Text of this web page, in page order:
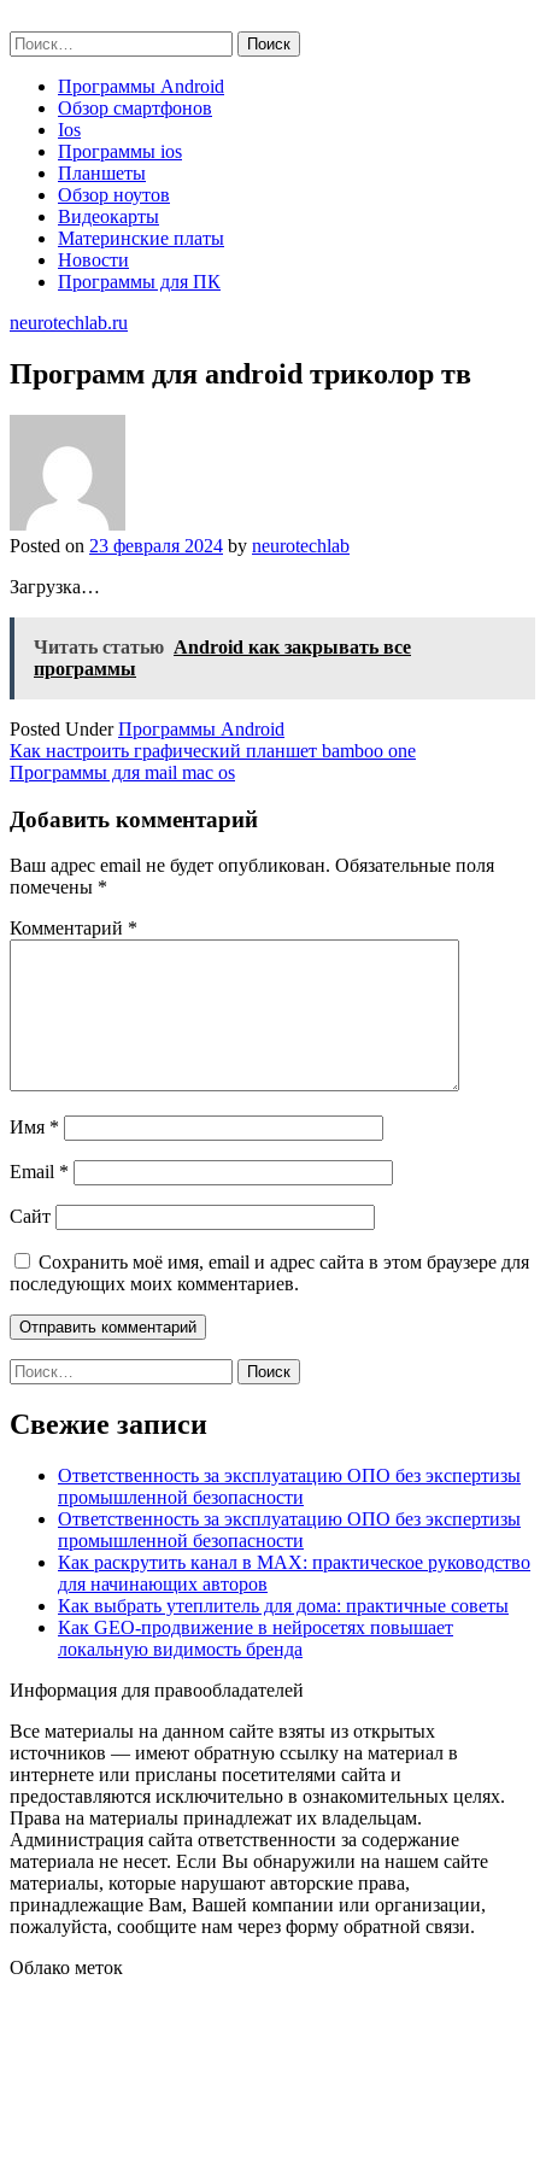
to
content
Найти:
Программы Android
Обзор смартфонов
Ios
Программы ios
Планшеты
Обзор ноутов
Видеокарты
Материнские платы
Новости
Программы для ПК
neurotechlab.ru
Программ для android триколор тв
Posted on 23 февраля 2024 by neurotechlab
Загрузка…
Читать статью Android как закрывать все
программы
Posted UnderПрограммы Android
Навигация
по
записям
Как настроить графический планшет bamboo one
Программы для mail mac os
Добавить комментарий
Ваш адрес email не будет опубликован. Обязательные поля
помечены *
Комментарий *
Имя *
Email *
Сайт
Сохранить моё имя, email и адрес сайта в этом браузере для
последующих моих комментариев.
Найти:
Свежие записи
Ответственность за эксплуатацию ОПО без экспертизы
промышленной безопасности
Ответственность за эксплуатацию ОПО без экспертизы
промышленной безопасности
Как раскрутить канал в MAX: практическое руководство
для начинающих авторов
Как выбрать утеплитель для дома: практичные советы
Как GEO‑продвижение в нейросетях повышает
локальную видимость бренда
Информация для правообладателей
Все материалы на данном сайте взяты из открытых
источников — имеют обратную ссылку на материал в
интернете или присланы посетителями сайта и
предоставляются исключительно в ознакомительных целях.
Права на материалы принадлежат их владельцам.
Администрация сайта ответственности за содержание
материала не несет. Если Вы обнаружили на нашем сайте
материалы, которые нарушают авторские права,
принадлежащие Вам, Вашей компании или организации,
пожалуйста, сообщите нам через форму обратной связи.
Облако меток